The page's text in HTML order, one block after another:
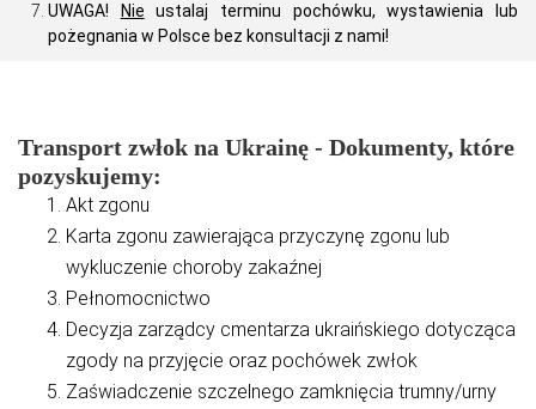
UWAGA!
Nie ustalaj terminu pochówku, wystawienia lub
pożegnania w Polsce bez konsultacji z nami!
Transport zwłok na Ukrainę - Dokumenty, które
pozyskujemy:
Akt zgonu
Karta zgonu zawierająca przyczynę zgonu lub
wykluczenie choroby zakaźnej
Pełnomocnictwo
Decyzja zarządcy cmentarza ukraińskiego dotycząca
zgody na przyjęcie oraz pochówek zwłok
Zaświadczenie szczelnego zamknięcia trumny/urny